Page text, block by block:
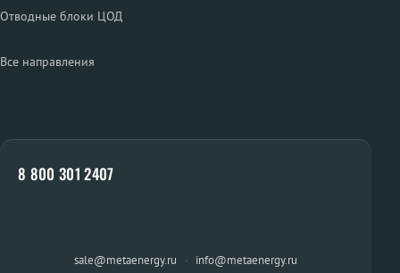
Отводные блоки ЦОД
Все направления
8 800 301 2407
sale@metaenergy.ru · info@metaenergy.ru